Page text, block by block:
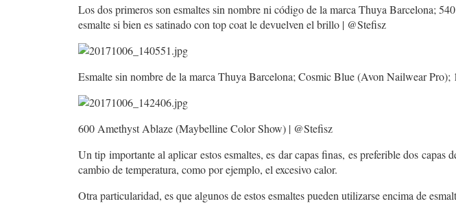
Los dos primeros son esmaltes sin nombre ni código de la marca Thuya Barcelona;
esmalte si bien es satinado con top coat le devuelven el brillo | @Stefisz
Esmalte sin nombre de la marca Thuya Barcelona; Cosmic Blue (Avon Nailwear
600 Amethyst Ablaze (Maybelline Color Show) | @Stefisz
Un tip importante al aplicar estos esmaltes, es dar capas finas, es preferible dos
cambio de temperatura, como por ejemplo, el excesivo calor.
Otra particularidad, es que algunos de estos esmaltes pueden utilizarse encima de